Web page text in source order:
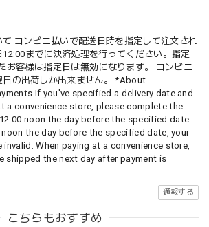
コンビニ払いで配送日時を指定して注文され
までに決済処理を行ってください。指定
お客様は指定日は無効になります。 コンビニ
日の出荷しか出来ません。 *About
If you've specified a delivery date and
a convenience store, please complete the
noon the day before the specified date.
the day before the specified date, your
When paying at a convenience store,
shipped the next day after payment is
通報する
こちらもおすすめ